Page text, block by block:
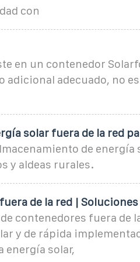
con
en un contenedor
adecuado, no
solar fuera de la red
de energía
y aldeas rurales.
de la red | Soluciones
contenedores fuera de
y de rápida
energía solar,